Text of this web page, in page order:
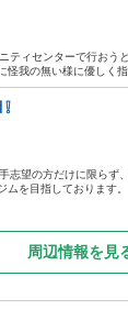
ニティセンターで
我の無い様に優しく
志望の方だけに限らず
を目指しております
周辺情報を見